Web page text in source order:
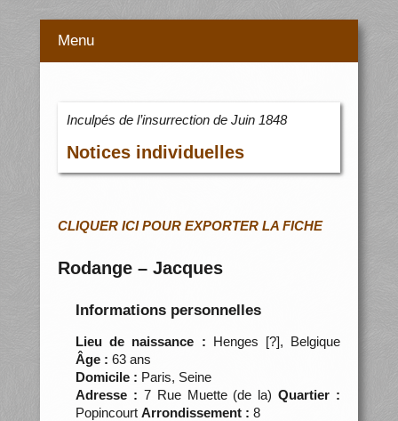
Menu
Inculpés de l’insurrection de Juin 1848
Notices individuelles
CLIQUER ICI POUR EXPORTER LA FICHE
Rodange – Jacques
Informations personnelles
Lieu de naissance : Henges [?], Belgique
Âge : 63 ans
Domicile : Paris, Seine
Adresse : 7 Rue Muette (de la)Quartier :
Popincourt Arrondissement : 8